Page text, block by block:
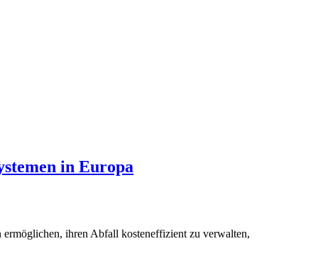
in Europa
ihren Abfall kosteneffizient zu verwalten,